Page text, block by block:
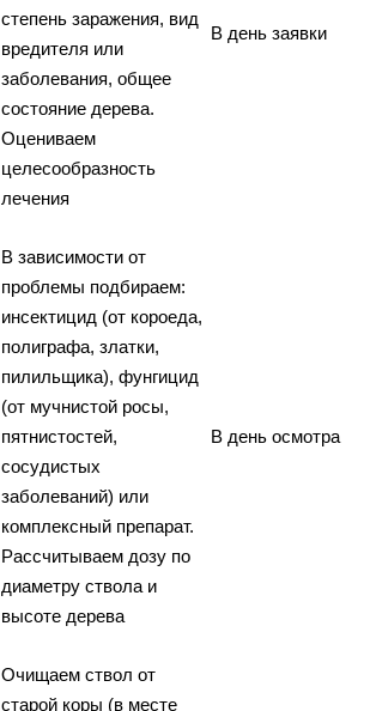
степень заражения, вид
вредителя или
заболевания, общее
состояние дерева.
Оцениваем
целесообразность
лечения
В день заявки
В зависимости от
проблемы подбираем:
инсектицид (от короеда,
полиграфа, златки,
пилильщика), фунгицид
(от мучнистой росы,
пятнистостей,
сосудистых
заболеваний) или
комплексный препарат.
Рассчитываем дозу по
диаметру ствола и
высоте дерева
В день осмотра
Очищаем ствол от
старой коры (в месте